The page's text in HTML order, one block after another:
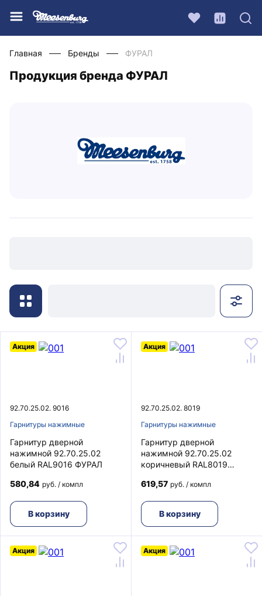
Главная Бренды ФУРАЛ
Продукция бренда ФУРАЛ
92.70.25.02. 9016
Гарнитуры нажимные
Акция
Гарнитур дверной
нажимной 92.70.25.02
белый RAL9016 ФУРАЛ
580,84 руб. / компл
В корзину
92.70.25.02. 8019
Гарнитуры нажимные
Акция
Гарнитур дверной
нажимной 92.70.25.02
коричневый RAL8019
619,57 руб. / компл
В корзину
Акция Акция